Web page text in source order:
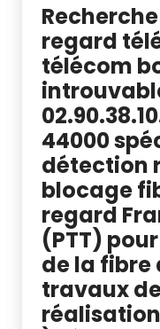
regard
télécom
44000
détection
blocage
regard
(PTT)
de la fibre
travaux